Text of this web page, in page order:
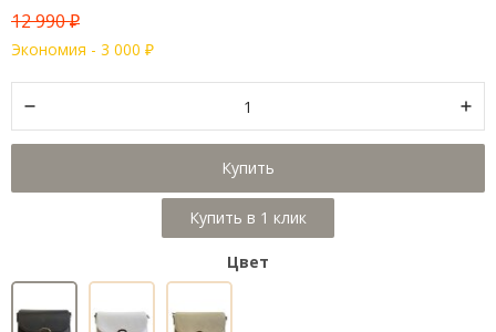
12 990₽
Экономия - 3 000 ₽
Купить
Цвет